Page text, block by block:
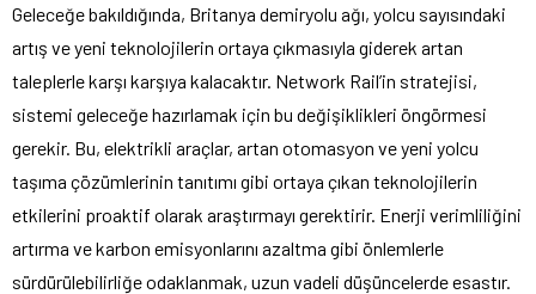
Geleceğe bakıldığında, Britanya demiryolu ağı, yolcu sayısındaki
artış ve yeni teknolojilerin ortaya çıkmasıyla giderek artan
taleplerle karşı karşıya kalacaktır. Network Rail’in stratejisi,
sistemi geleceğe hazırlamak için bu değişiklikleri öngörmesi
gerekir. Bu, elektrikli araçlar, artan otomasyon ve yeni yolcu
taşıma çözümlerinin tanıtımı gibi ortaya çıkan teknolojilerin
etkilerini proaktif olarak araştırmayı gerektirir. Enerji verimliliğini
artırma ve karbon emisyonlarını azaltma gibi önlemlerle
sürdürülebilirliğe odaklanmak, uzun vadeli düşüncelerde esastır.